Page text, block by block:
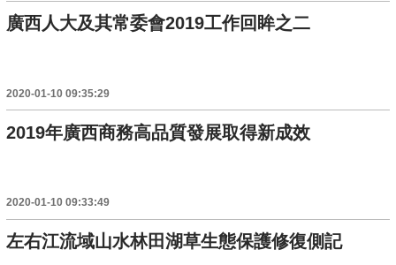
廣西人大及其常委會2019工作回眸之二
2020-01-10 09:35:29
2019年廣西商務高品質發展取得新成效
2020-01-10 09:33:49
左右江流域山水林田湖草生態保護修復側記